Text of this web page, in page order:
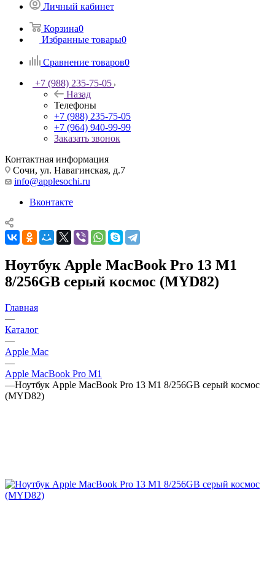
Личный кабинет
Корзина0
Избранные товары0
Сравнение товаров0
+7 (988) 235-75-05
Назад
Телефоны
+7 (988) 235-75-05
+7 (964) 940-99-99
Заказать звонок
Контактная информация
Сочи, ул. Навагинская, д.7
info@applesochi.ru
Вконтакте
Ноутбук Apple MacBook Pro 13 M1
8/256GB серый космос (MYD82)
Главная
—
Каталог
—
Apple Mac
—
Apple MacBook Pro M1
—Ноутбук Apple MacBook Pro 13 M1 8/256GB серый космос
(MYD82)